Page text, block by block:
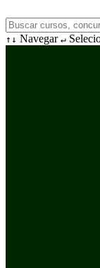
↑↓ Navegar ↵